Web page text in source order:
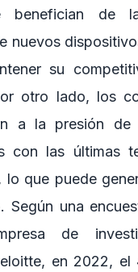
benefician de
nuevos
su
otro lado, los
a la presión de
con las últimas
lo que puede
Según una
de
en 2022,